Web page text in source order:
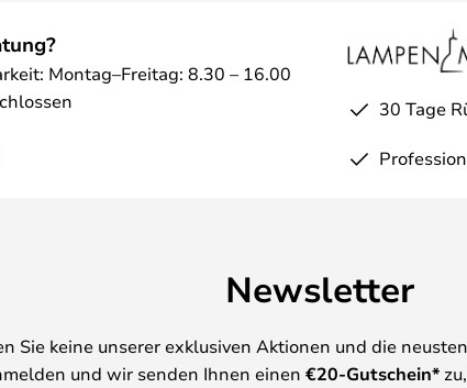
Montag–Freitag: 8.30 – 16.00
30 Tage
Newsletter
Sie keine unserer exklusiven Aktionen und die
und wir senden Ihnen einen €20-Gutschein*